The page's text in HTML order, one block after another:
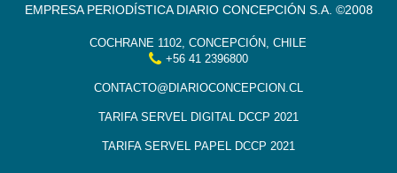
EMPRESA PERIODÍSTICA DIARIO CONCEPCIÓN S.A. ©2008
COCHRANE 1102, CONCEPCIÓN, CHILE
+56 41 2396800
CONTACTO@DIARIOCONCEPCION.CL
TARIFA SERVEL DIGITAL DCCP 2021
TARIFA SERVEL PAPEL DCCP 2021